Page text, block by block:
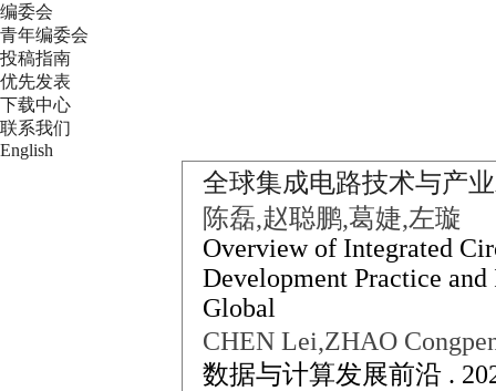
编委会
青年编委会
投稿指南
优先发表
下载中心
联系我们
English
全球集成电路技术与产
陈磊,赵聪鹏,葛婕,左璇
Overview of Integrated
Development Practice
Global
CHEN Lei,ZHAO
数据与计算发展前沿 .